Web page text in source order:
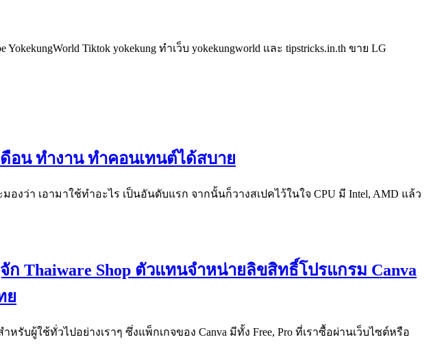
Tiktok yokekung ทำเว็บ yokekungworld และ tipstricks.in.th ขาย LG
อน ทำงาน ทำคอนเทนต์ได้สบาย
ว่า เอามาใช้ทำอะไร เป็นอันดับแรก จากนั้นก็วางสเปคไว้ในใจ CPU มี Intel, AMD แล้ว
Thaiware Shop ตัวแทนจำหน่ายลิขสิทธิ์โปรแกรม Canva
ย
รับผู้ใช้ทั่วไปอย่างเราๆ ซึ่งแพ็กเกจของ Canva มีทั้ง Free, Pro ที่เราซื้อผ่านเว็บไซต์หรือ